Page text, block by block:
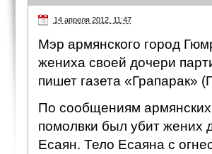
14 апреля 2012, 11:47
Мэр армянского город
жениха своей дочери
пишет газета «Грапарак»
По сообщениям
помолвки был убит жених
Есаян. Тело Есаяна с